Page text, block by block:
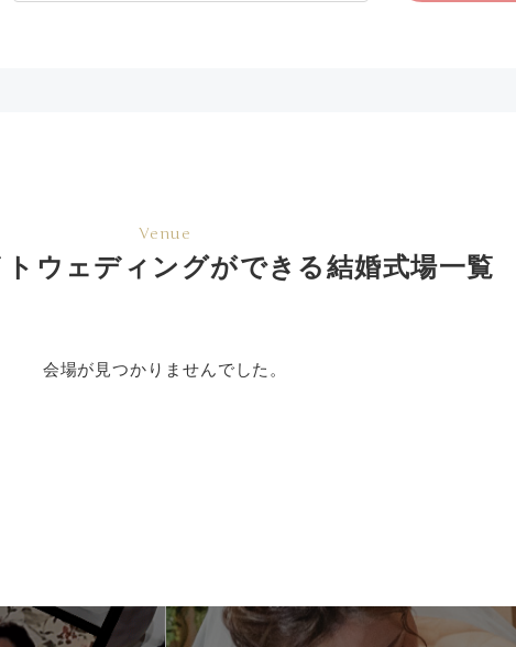
Venue
ウェディングができる結婚式場一覧
会場が見つかりませんでした。